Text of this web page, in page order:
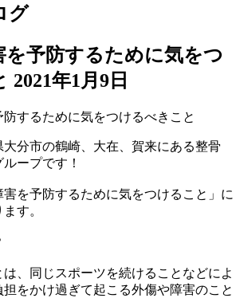
グ
を予防するために気をつ
2021年1月9日
分市の鶴崎、大在、賀来にある整骨
ープです！
を予防するために気をつけること」に
す。
は、同じスポーツを続けることなどによ
担をかけ過ぎて起こる外傷や障害のこと